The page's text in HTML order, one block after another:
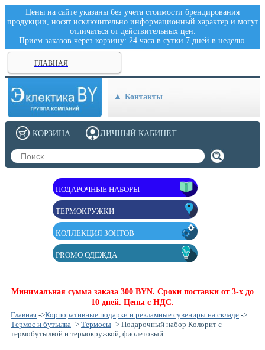
Цены на сайте указаны без учета стоимости брендирования
продукции, носят исключительно информационный характер и могут
отличаться от действительных цен.
Прием заказов через корзину: 24 часа в сутки 7 дней в неделю.
ГЛАВНАЯ
Контакты
ПОДАРОЧНЫЕ НАБОРЫ
ТЕРМОКРУЖКИ
КОЛЛЕКЦИЯ ЗОНТОВ
PROMO ОДЕЖДА
Минимальная сумма заказа 300 BYN. Сроки поставки от 3-х до
10 дней. Цены с НДС.
Главная ->Корпоративные подарки и рекламные сувениры на складе ->
Термос и бутылка -> Термосы -> Подарочный набор Колорит с
термобутылкой и термокружкой, фиолетовый
ЛИЧНЫЙ КАБИНЕТ
КОРЗИНА